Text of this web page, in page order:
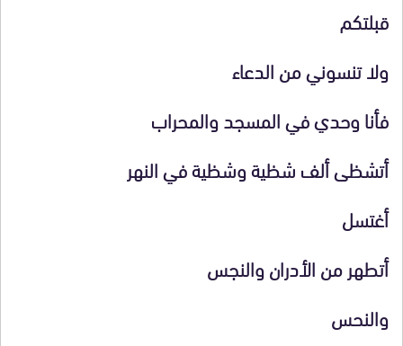
قبلتكم
ولا تنسوني من الدعاء
فأنا وحدي في المسجد والمحراب
أتشظى ألف شظية وشظية في النهر
أغتسل
أتطهر من الأدران والنجس
والنحس